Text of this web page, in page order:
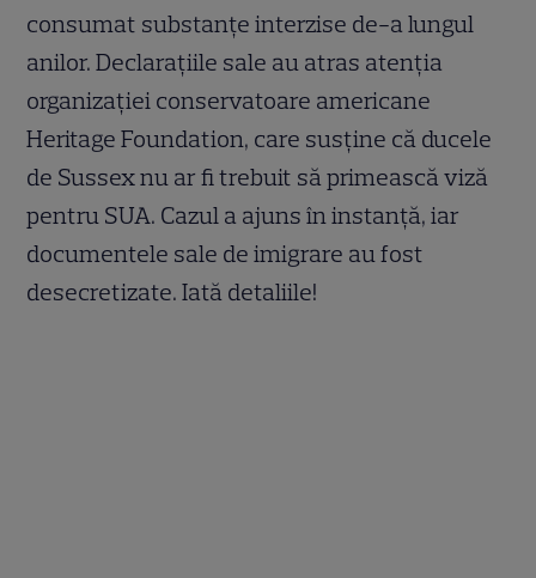
consumat substanțe interzise de-a lungul
anilor. Declarațiile sale au atras atenția
organizației conservatoare americane
Heritage Foundation, care susține că ducele
de Sussex nu ar fi trebuit să primească viză
pentru SUA. Cazul a ajuns în instanță, iar
documentele sale de imigrare au fost
desecretizate. Iată detaliile!